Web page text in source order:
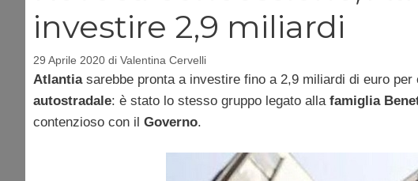
investire 2,9 miliardi
29 Aprile 2020 di Valentina Cervelli
Atlantiasarebbe pronta a investire fino a 2,9 miliardi di euro per
autostradale: è stato lo stesso gruppo legato alla famiglia
contenzioso con il Governo.